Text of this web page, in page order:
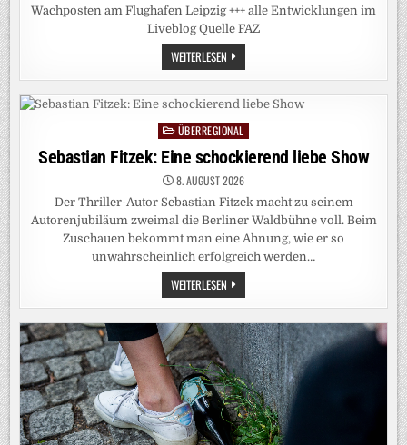
Wachposten am Flughafen Leipzig +++ alle Entwicklungen im
Liveblog Quelle FAZ
WEITERLESEN DEUTSCHLAND-
LIVEBLOG:
SPD-
WILL
„MIETENPOLIZISTEN“
FÜR
BERLIN
Posted
in
ÜBERREGIONAL
Sebastian Fitzek: Eine schockierend liebe Show
8. AUGUST 2026
Der Thriller-Autor Sebastian Fitzek macht zu seinem
Autorenjubiläum zweimal die Berliner Waldbühne voll. Beim
Zuschauen bekommt man eine Ahnung, wie er so
unwahrscheinlich erfolgreich werden…
WEITERLESEN SEBASTIAN
FITZEK:
EINE
LIEBE
SHOW